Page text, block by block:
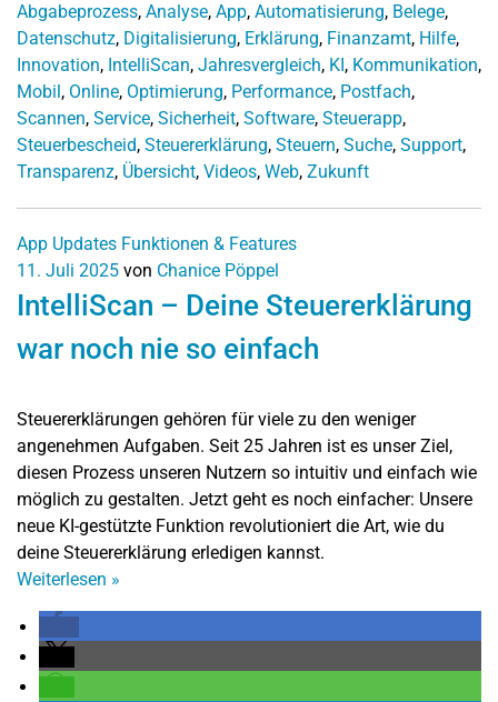
Abgabeprozess, Analyse, App, Automatisierung, Belege,
Datenschutz, Digitalisierung, Erklärung, Finanzamt, Hilfe,
Innovation, IntelliScan, Jahresvergleich, KI, Kommunikation,
Mobil, Online, Optimierung, Performance, Postfach,
Scannen, Service, Sicherheit, Software, Steuerapp,
Steuerbescheid, Steuererklärung, Steuern, Suche, Support,
Transparenz, Übersicht, Videos, Web, Zukunft
App Updates Funktionen & Features
11. Juli 2025 von Chanice Pöppel
IntelliScan – Deine Steuererklärung
war noch nie so einfach
Steuererklärungen gehören für viele zu den weniger
angenehmen Aufgaben. Seit 25 Jahren ist es unser Ziel,
diesen Prozess unseren Nutzern so intuitiv und einfach wie
möglich zu gestalten. Jetzt geht es noch einfacher: Unsere
neue KI-gestützte Funktion revolutioniert die Art, wie du
deine Steuererklärung erledigen kannst.
Weiterlesen »